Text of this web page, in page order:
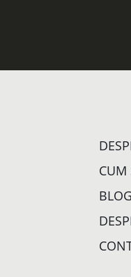
CUM
BLOG